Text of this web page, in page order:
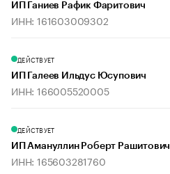
ИП Ганиев Рафик Фаритович
ИНН: 161603009302
ДЕЙСТВУЕТ
ИП Галеев Ильдус Юсупович
ИНН: 166005520005
ДЕЙСТВУЕТ
ИП Амануллин Роберт Рашитович
ИНН: 165603281760